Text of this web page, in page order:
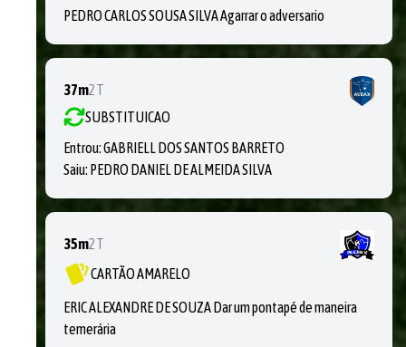
PEDRO CARLOS SOUSA SILVA Agarrar o adversario
37m2T
SUBSTITUICAO
Entrou:GABRIELL DOS SANTOS BARRETO
Saiu: PEDRO DANIEL DE ALMEIDA SILVA
35m2T
CARTÃO AMARELO
ERIC ALEXANDRE DE SOUZA Dar um pontapé de maneira
temerária